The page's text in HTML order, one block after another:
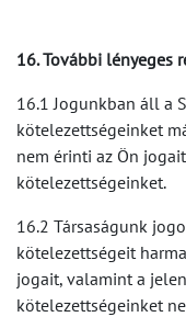
16. További lényeges
16.1 Jogunkban áll a
kötelezettségeinket
nem érinti az Ön
kötelezettségeinket.
16.2 Társaságunk
kötelezettségeit
jogait, valamint a
kötelezettségeinket